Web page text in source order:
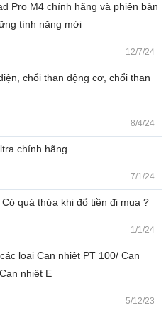
Pro M4 chính hãng và phiên bản
tính năng mới
12/7/24
chổi than động cơ, chổi than
8/4/24
chính hãng
7/1/24
quá thừa khi đổ tiền đi mua ?
1/1/24
loại Can nhiệt PT 100/ Can
nhiệt E
5/12/23